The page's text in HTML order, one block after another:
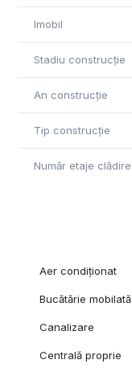
Imobil
Stadiu construcție
An construcție
Tip construcție
Număr etaje clădire
Aer condiționat
Bucătărie mobilată
Canalizare
Centrală proprie